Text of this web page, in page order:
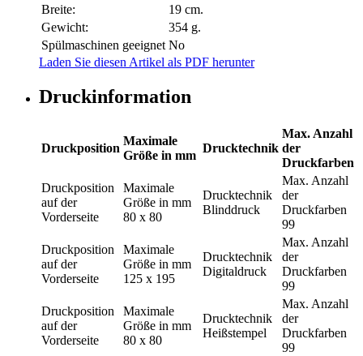
Breite:
19 cm.
Gewicht:
354 g.
Spülmaschinen geeignet No
Laden Sie diesen Artikel als PDF herunter
Druckinformation
Druckposition
Maximale
Größe in mm
Drucktechnik
Max. Anzahl
der
Druckfarben
Druckposition
auf der
Vorderseite
Maximale
Größe in mm
80 x 80
Drucktechnik
Blinddruck
Max. Anzahl
der
Druckfarben
99
Druckposition
auf der
Vorderseite
Maximale
Größe in mm
125 x 195
Drucktechnik
Digitaldruck
Max. Anzahl
der
Druckfarben
99
Druckposition
auf der
Vorderseite
Maximale
Größe in mm
80 x 80
Drucktechnik
Heißstempel
Max. Anzahl
der
Druckfarben
99